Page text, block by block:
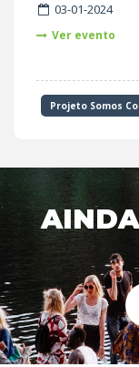
03-01-2024
Ver evento
Projeto Somos